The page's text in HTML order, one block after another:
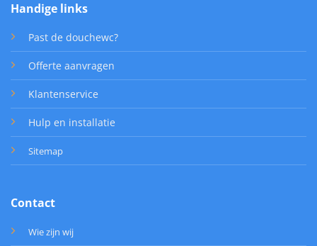
Handige links
Past de douchewc?
Offerte aanvragen
Klantenservice
Hulp en installatie
Sitemap
Contact
Wie zijn wij